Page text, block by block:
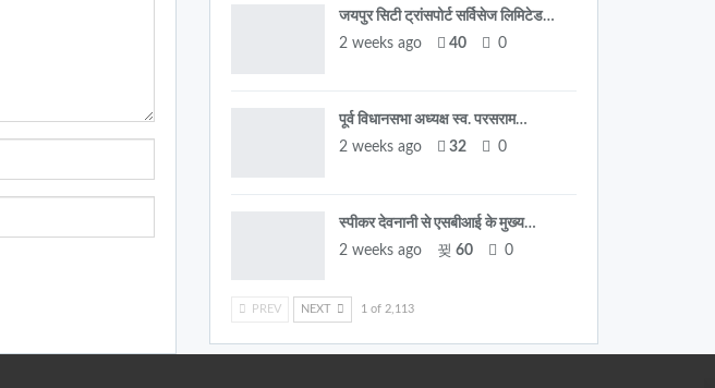
जयपुर सिटी ट्रांसपोर्ट सर्विसेज लिमिटेड…
2 weeks ago
40 0
पूर्व विधानसभा अध्यक्ष स्व. परसराम…
2 weeks ago
32 0
स्पीकर देवनानी से एसबीआई के मुख्य…
2 weeks ago
60 0
PREV NEXT 1 of 2,113